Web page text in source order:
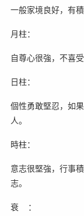
一般家境良好，有
月柱：
自尊心很強，不喜
日柱：
個性勇敢堅忍，如
人。
時柱：
意志很堅強，行事
志。
衰 ：